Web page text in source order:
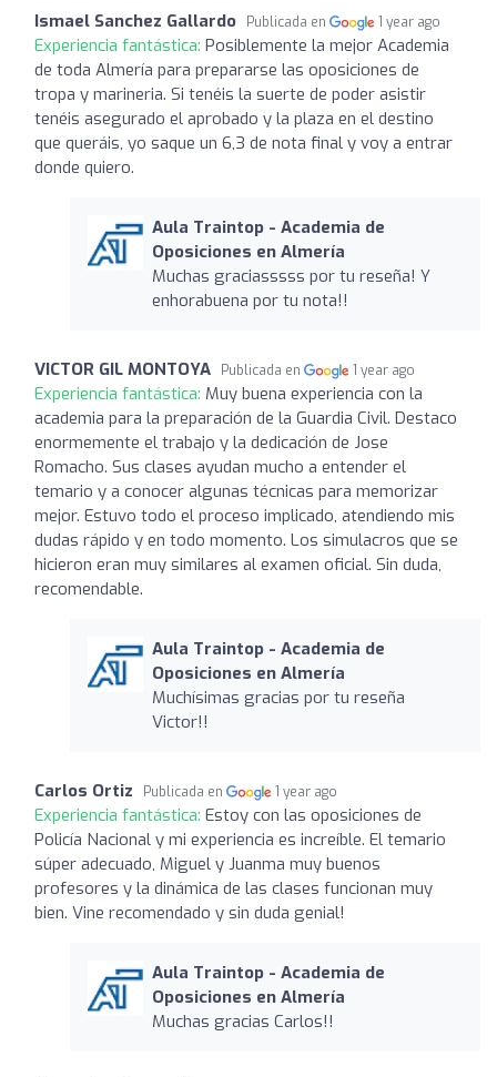
Ismael Sanchez Gallardo Publicada en 1 year ago
Experiencia fantástica: Posiblemente la mejor Academia
de toda Almería para prepararse las oposiciones de
tropa y marineria. Si tenéis la suerte de poder asistir
tenéis asegurado el aprobado y la plaza en el destino
que queráis, yo saque un 6,3 de nota final y voy a entrar
donde quiero.
Aula Traintop - Academia de
Oposiciones en Almería
Muchas graciasssss por tu reseña! Y
enhorabuena por tu nota!!
VICTOR GIL MONTOYA Publicada en 1 year ago
Experiencia fantástica: Muy buena experiencia con la
academia para la preparación de la Guardia Civil. Destaco
enormemente el trabajo y la dedicación de Jose
Romacho. Sus clases ayudan mucho a entender el
temario y a conocer algunas técnicas para memorizar
mejor. Estuvo todo el proceso implicado, atendiendo mis
dudas rápido y en todo momento. Los simulacros que se
hicieron eran muy similares al examen oficial. Sin duda,
recomendable.
Aula Traintop - Academia de
Oposiciones en Almería
Muchísimas gracias por tu reseña
Victor!!
Carlos Ortiz Publicada en 1 year ago
Experiencia fantástica: Estoy con las oposiciones de
Policía Nacional y mi experiencia es increíble. El temario
súper adecuado, Miguel y Juanma muy buenos
profesores y la dinámica de las clases funcionan muy
bien. Vine recomendado y sin duda genial!
Aula Traintop - Academia de
Oposiciones en Almería
Muchas gracias Carlos!!